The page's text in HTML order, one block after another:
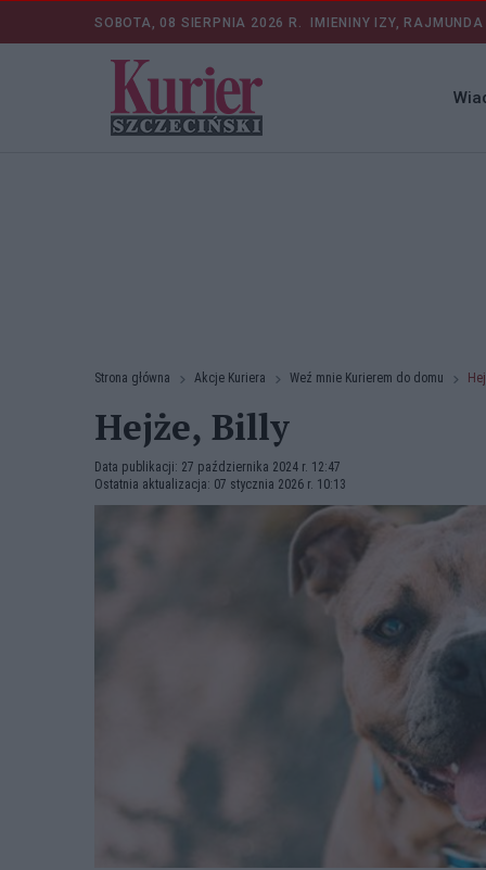
SOBOTA, 08 SIERPNIA 2026 R. IMIENINY IZY,
Strona główna Akcje Kuriera Weź mnie Kurierem do domu
Hejże, Billy
Data publikacji: 27 października 2024 r. 12:47
Ostatnia aktualizacja: 07 stycznia 2026 r. 10:13